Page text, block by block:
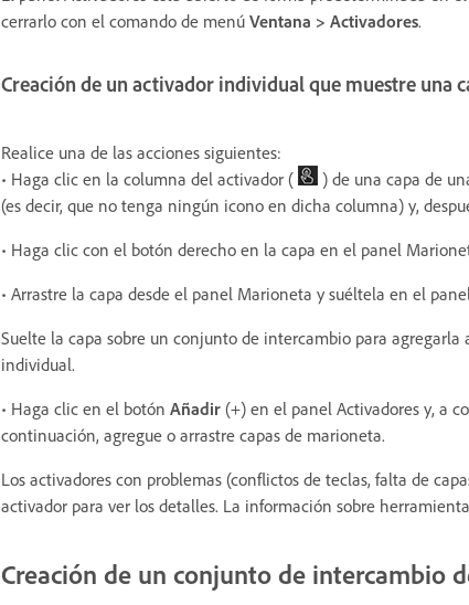
cerrarlo con el comando de menú Ventana > Activadores.
Creación de un activador individual que muestre una
Realice una de las acciones siguientes:
• Haga clic en la columna del activador (
) de una capa de
(es decir, que no tenga ningún icono en dicha columna) y,
• Haga clic con el botón derecho en la capa en el panel
• Arrastre la capa desde el panel Marioneta y suéltela en el
Suelte la capa sobre un conjunto de intercambio para
individual.
• Haga clic en el botón Añadir (+) en el panel Activadores y, a
continuación, agregue o arrastre capas de marioneta.
Los activadores con problemas (conflictos de teclas, falta de
activador para ver los detalles. La información sobre
Creación de un conjunto de intercambio